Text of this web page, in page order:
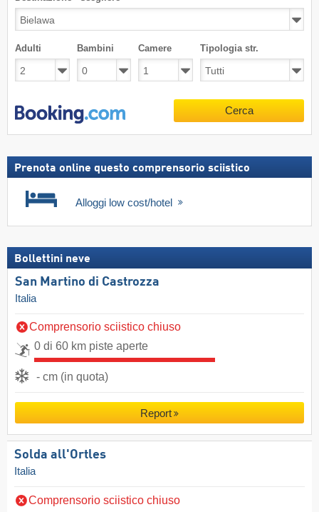
Adulti Bambini Camere Tipologia str.
Cerca
Prenota online questo comprensorio sciistico
Alloggi low cost/hotel
Bollettini neve
San Martino di Castrozza
Italia
Comprensorio sciistico chiuso
0 di 60 km piste aperte
- cm (in quota)
Report
Solda all'Ortles
Italia
Comprensorio sciistico chiuso